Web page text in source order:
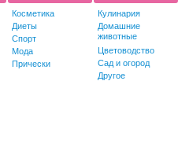
Косметика
Диеты
Спорт
Мода
Прически
Кулинария
Домашние
животные
Цветоводство
Сад и огород
Другое